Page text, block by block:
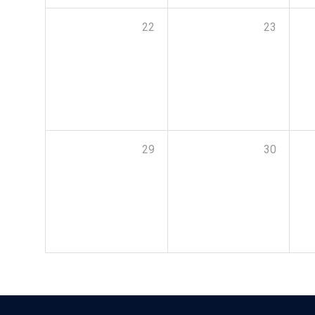
22 23
29 30